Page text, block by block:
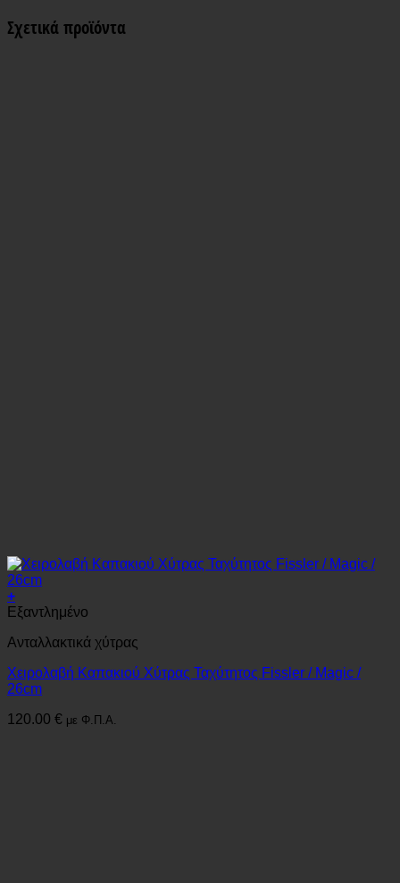
Σχετικά προϊόντα
+
Εξαντλημένο
Ανταλλακτικά χύτρας
Χειρολαβή Καπακιού Xύτρας Ταχύτητος Fissler / Magic /
26cm
120.00 € με Φ.Π.Α.